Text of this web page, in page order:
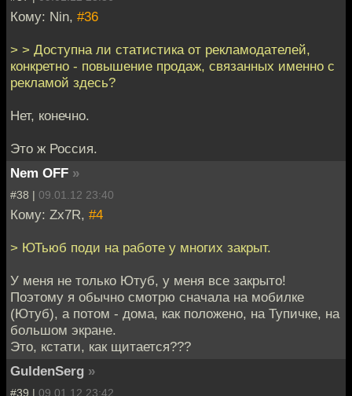
Кому: Nin, #36
> > Доступна ли статистика от рекламодателей,
конкретно - повышение продаж, связанных именно с
рекламой здесь?
Нет, конечно.
Это ж Россия.
Nem OFF »
#38 | 09.01.12 23:40
Кому: Zx7R, #4
> ЮТьюб поди на работе у многих закрыт.
У меня не только Ютуб, у меня все закрыто!
Поэтому я обычно смотрю сначала на мобилке
(Ютуб), а потом - дома, как положено, на Тупичке, на
большом экране.
Это, кстати, как щитается???
GuldenSerg »
#39 | 09.01.12 23:42